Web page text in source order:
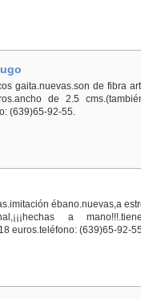
gaita.nuevas.son de fibra
de 2.5
(639)65-92-55.
ébano.nuevas,a
a
euros.teléfono: (639)65-92-